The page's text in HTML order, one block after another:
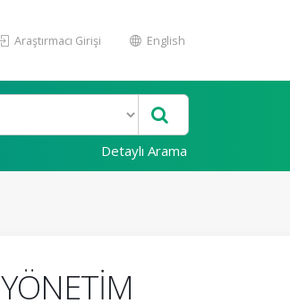
Araştırmacı Girişi English
Detaylı Arama